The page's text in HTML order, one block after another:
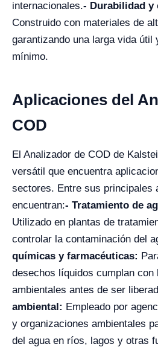
internacionales.- Durabilidad y
Construido con materiales de
garantizando una larga vida útil
mínimo.
Aplicaciones del
COD
El Analizador de COD de
versátil que encuentra
sectores. Entre sus principales
encuentran:- Tratamiento de
Utilizado en plantas de
controlar la contaminación del
químicas y farmacéuticas:
desechos líquidos cumplan con
ambientales antes de ser
ambiental: Empleado por
y organizaciones ambientales
del agua en ríos, lagos y otras